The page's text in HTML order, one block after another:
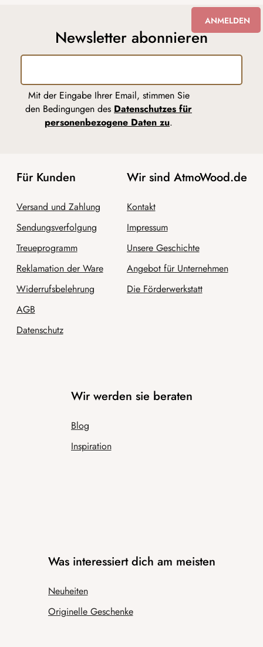
Newsletter abonnieren
Mit der Eingabe Ihrer Email, stimmen Sie
den Bedingungen des Datenschutzes für
personenbezogene Daten zu.
ANMELDEN
Für Kunden
Versand und Zahlung
Sendungsverfolgung
Treueprogramm
Reklamation der Ware
Widerrufsbelehrung
AGB
Datenschutz
Wir sind AtmoWood.de
Kontakt
Impressum
Unsere Geschichte
Angebot für Unternehmen
Die Förderwerkstatt
Wir werden sie beraten
Blog
Inspiration
Was interessiert dich am meisten
Neuheiten
Originelle Geschenke